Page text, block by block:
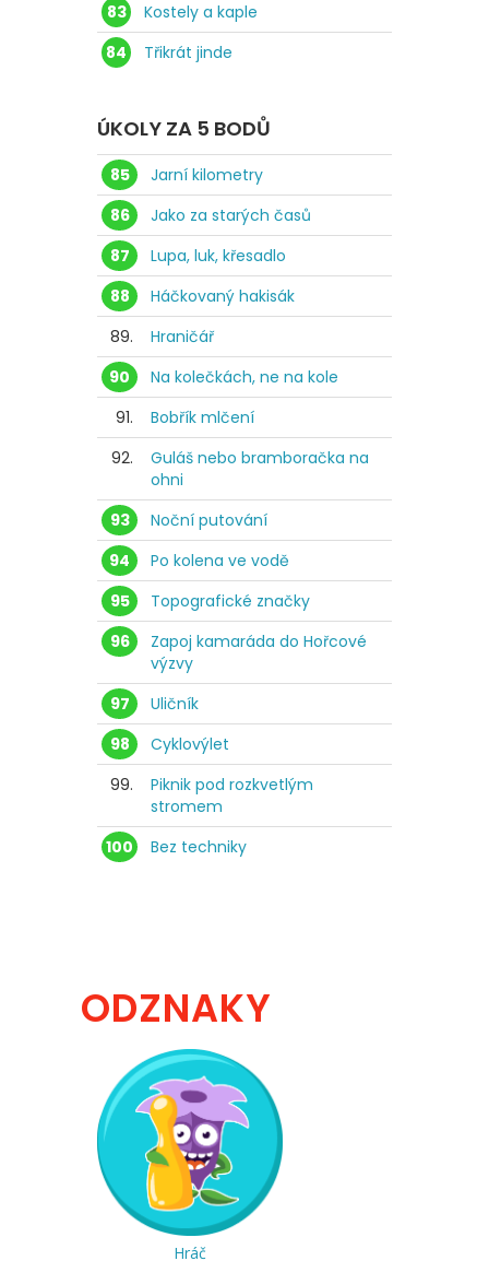
83
Kostely a kaple
84
Třikrát jinde
ÚKOLY ZA 5 BODŮ
85
Jarní kilometry
86
Jako za starých časů
87
Lupa, luk, křesadlo
88
Háčkovaný hakisák
89.
Hraničář
90
Na kolečkách, ne na kole
91.
Bobřík mlčení
92.
Guláš nebo bramboračka na
ohni
93
Noční putování
94
Po kolena ve vodě
95
Topografické značky
96
Zapoj kamaráda do Hořcové
výzvy
97
Uličník
98
Cyklovýlet
99.
Piknik pod rozkvetlým
stromem
100
Bez techniky
ODZNAKY
Hráč